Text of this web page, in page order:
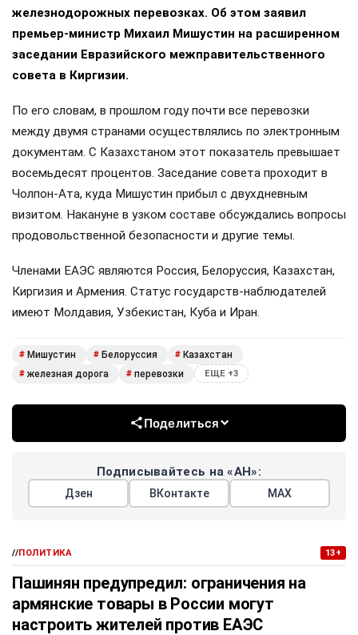
железнодорожных перевозках. Об этом заявил
премьер-министр Михаил Мишустин на расширенном
заседании Евразийского межправительственного
совета в Киргизии.
По его словам, в прошлом году почти все перевозки
между двумя странами осуществлялись по электронным
документам. С Казахстаном этот показатель превышает
восемьдесят процентов. Заседание совета проходит в
Чолпон-Ата, куда Мишустин прибыл с двухдневным
визитом. Накануне в узком составе обсуждались вопросы
продовольственной безопасности и другие темы.
Членами ЕАЭС являются Россия, Белоруссия, Казахстан,
Киргизия и Армения. Статус государств-наблюдателей
имеют Молдавия, Узбекистан, Куба и Иран.
# Мишустин # Белоруссия # Казахстан
# железная дорога # перевозки ЕЩЕ +3
Поделиться
Подписывайтесь на «АН»:
Дзен ВКонтакте МАХ
//ПОЛИТИКА 13+
Пашинян предупредил: ограничения на
армянские товары в России могут
настроить жителей против ЕАЭС